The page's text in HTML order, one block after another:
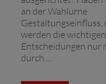
an der Wahlurne
Gestaltungseinfluss,
werden die wichtigen
Entscheidungen nur
durch ...